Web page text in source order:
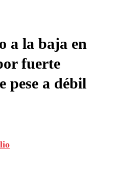
a la baja en
fuerte
pese a débil